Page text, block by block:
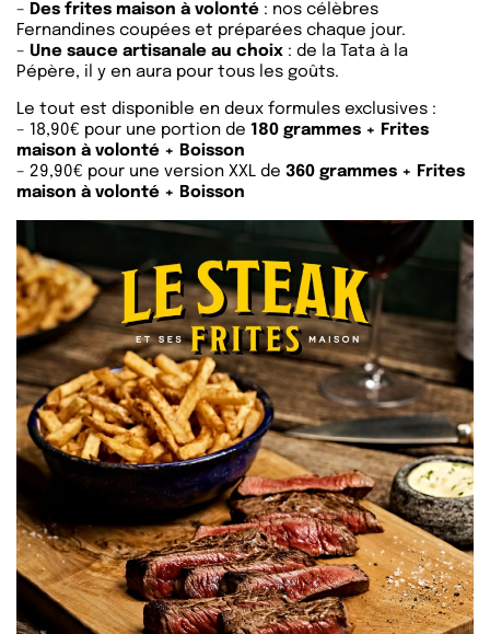
– Des frites maison à volonté : nos célèbres
Fernandines coupées et préparées chaque jour.
– Une sauce artisanale au choix : de la Tata à la
Pépère, il y en aura pour tous les goûts.
Le tout est disponible en deux formules exclusives :
– 18,90€ pour une portion de 180 grammes + Frites
maison à volonté + Boisson
– 29,90€ pour une version XXL de 360 grammes + Frites
maison à volonté + Boisson